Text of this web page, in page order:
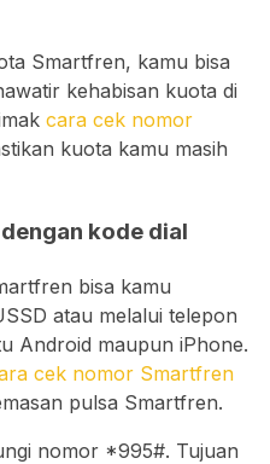
Smartfren, kamu bisa
kehabisan kuota di
cara cek nomor
kuota kamu masih
kode dial
bisa kamu
atau melalui telepon
Android maupun iPhone.
cek nomor Smartfren
pulsa Smartfren.
nomor *995#. Tujuan